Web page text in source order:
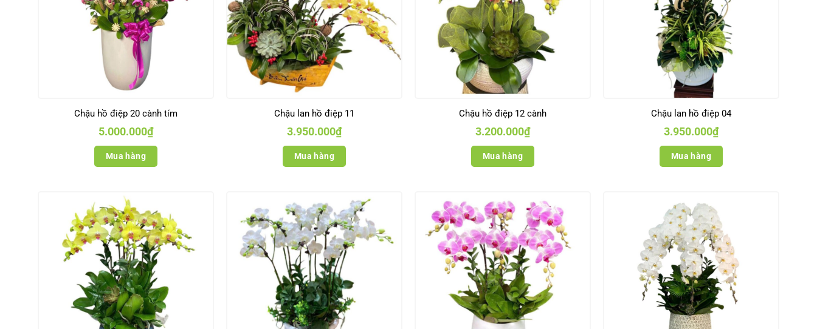
Chậu hồ điệp 20 cành tím
5.000.000₫
Mua hàng
Chậu lan hồ điệp 11
3.950.000₫
Mua hàng
Chậu hồ điệp 12 cành
3.200.000₫
Mua hàng
Chậu lan hồ điệp 04
3.950.000₫
Mua hàng